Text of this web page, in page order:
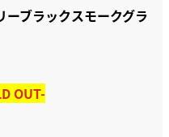
ブラックスモークグラ
OUT-